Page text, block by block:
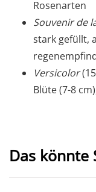
Rosenarten
Souvenir de
stark gefüllt,
Versicolor
Blüte (7-8
Das könnte